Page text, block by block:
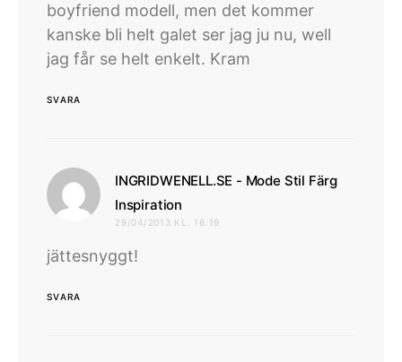
boyfriend modell, men det kommer
kanske bli helt galet ser jag ju nu, well
jag får se helt enkelt. Kram
SVARA
INGRIDWENELL.SE - Mode Stil Färg
Inspiration
29/04/2013 KL. 16:19
jättesnyggt!
SVARA